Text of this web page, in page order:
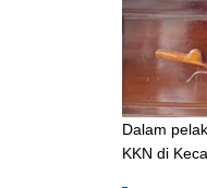
Dalam
KKN di